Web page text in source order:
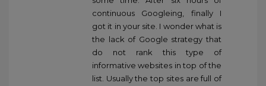
continuous Googleing, finally I
got it in your site. I wonder what is
the lack of Google strategy that
do not rank this type of
informative websites in top of the
list. Usually the top sites are full of